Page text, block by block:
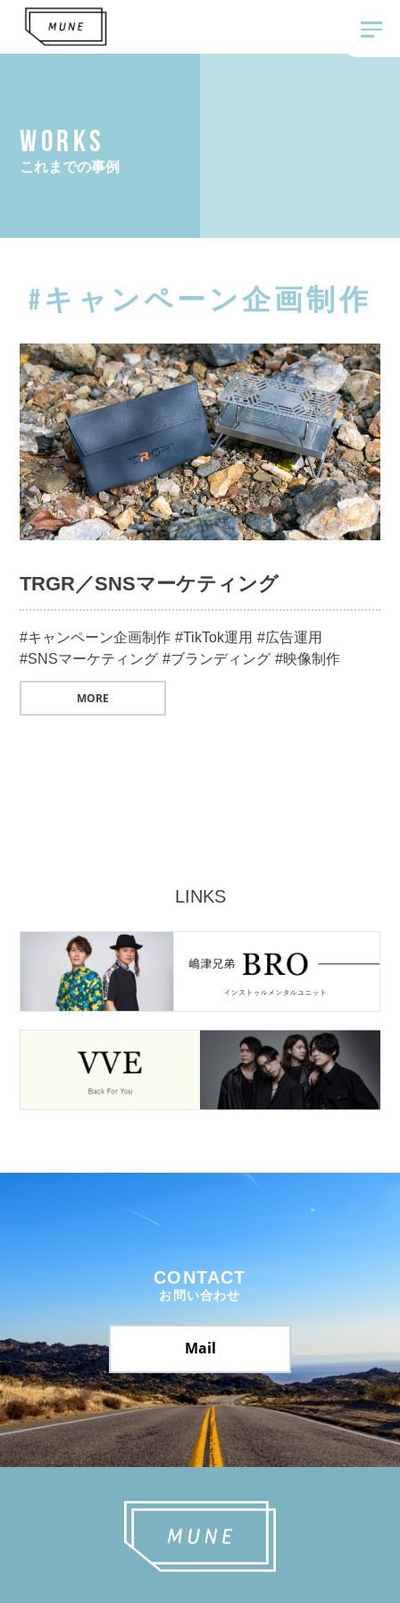
WORKS
これまでの事例
#キャンペーン企画制作
TRGR／SNSマーケティング
#キャンペーン企画制作 #TikTok運用 #広告運用
#SNSマーケティング #ブランディング #映像制作
MORE
LINKS
CONTACT
お問い合わせ
Mail